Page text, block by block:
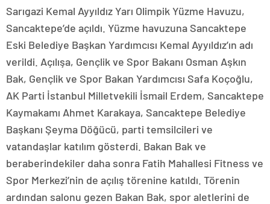
Sarıgazi Kemal Ayyıldız Yarı Olimpik Yüzme Havuzu,
Sancaktepe’de açıldı. Yüzme havuzuna Sancaktepe
Eski Belediye Başkan Yardımcısı Kemal Ayyıldız’ın adı
verildi. Açılışa, Gençlik ve Spor Bakanı Osman Aşkın
Bak, Gençlik ve Spor Bakan Yardımcısı Safa Koçoğlu,
AK Parti İstanbul Milletvekili İsmail Erdem, Sancaktepe
Kaymakamı Ahmet Karakaya, Sancaktepe Belediye
Başkanı Şeyma Döğücü, parti temsilcileri ve
vatandaşlar katılım gösterdi. Bakan Bak ve
beraberindekiler daha sonra Fatih Mahallesi Fitness ve
Spor Merkezi’nin de açılış törenine katıldı. Törenin
ardından salonu gezen Bakan Bak, spor aletlerini de